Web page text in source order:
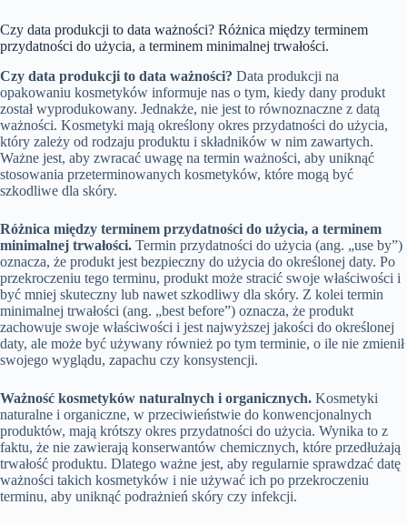
Czy data produkcji to data ważności? Różnica między terminem
przydatności do użycia, a terminem minimalnej trwałości.
Czy data produkcji to data ważności? Data produkcji na
opakowaniu kosmetyków informuje nas o tym, kiedy dany produkt
został wyprodukowany. Jednakże, nie jest to równoznaczne z datą
ważności. Kosmetyki mają określony okres przydatności do użycia,
który zależy od rodzaju produktu i składników w nim zawartych.
Ważne jest, aby zwracać uwagę na termin ważności, aby uniknąć
stosowania przeterminowanych kosmetyków, które mogą być
szkodliwe dla skóry.
Różnica między terminem przydatności do użycia, a terminem
minimalnej trwałości. Termin przydatności do użycia (ang. „use by”)
oznacza, że produkt jest bezpieczny do użycia do określonej daty. Po
przekroczeniu tego terminu, produkt może stracić swoje właściwości i
być mniej skuteczny lub nawet szkodliwy dla skóry. Z kolei termin
minimalnej trwałości (ang. „best before”) oznacza, że produkt
zachowuje swoje właściwości i jest najwyższej jakości do określonej
daty, ale może być używany również po tym terminie, o ile nie zmienił
swojego wyglądu, zapachu czy konsystencji.
Ważność kosmetyków naturalnych i organicznych. Kosmetyki
naturalne i organiczne, w przeciwieństwie do konwencjonalnych
produktów, mają krótszy okres przydatności do użycia. Wynika to z
faktu, że nie zawierają konserwantów chemicznych, które przedłużają
trwałość produktu. Dlatego ważne jest, aby regularnie sprawdzać datę
ważności takich kosmetyków i nie używać ich po przekroczeniu
terminu, aby uniknąć podrażnień skóry czy infekcji.